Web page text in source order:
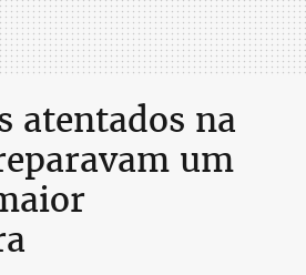
atentados na
um